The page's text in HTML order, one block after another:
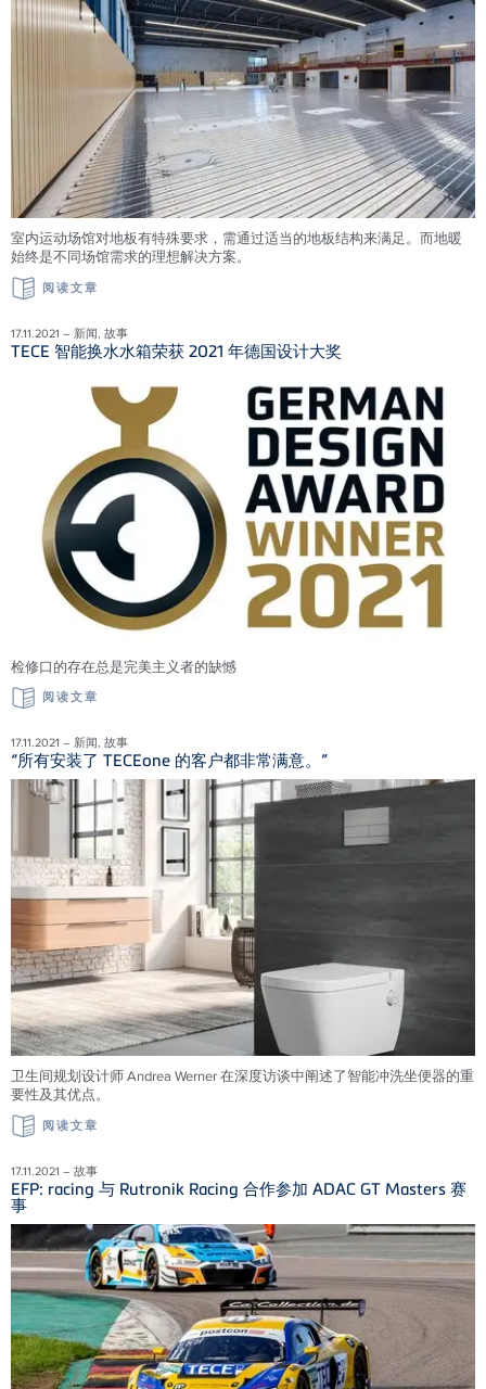
室内运动场馆对地板有特殊要求，需通过适当的地板结构来满足。而地暖
始终是不同场馆需求的理想解决方案。
阅读文章
17.11.2021 – 新闻, 故事
TECE 智能换水水箱荣获 2021 年德国设计大奖
检修口的存在总是完美主义者的缺憾
阅读文章
17.11.2021 – 新闻, 故事
“所有安装了 TECEone 的客户都非常满意。”
卫生间规划设计师 Andrea Werner 在深度访谈中阐述了智能冲洗坐便器的重
要性及其优点。
阅读文章
17.11.2021 – 故事
EFP: racing 与 Rutronik Racing 合作参加 ADAC GT Masters 赛
事